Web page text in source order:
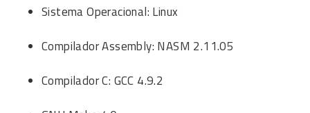
Sistema Operacional: Linux
Compilador Assembly: NASM 2.11.05
Compilador C: GCC 4.9.2